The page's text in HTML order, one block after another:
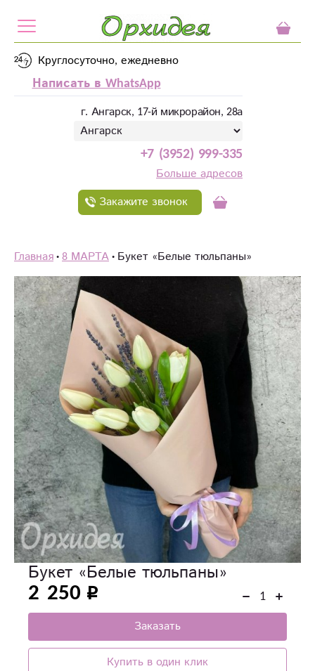
Круглосуточно, ежедневно
Написать в WhatsApp
г. Ангарск, 17-й микрорайон, 28а
+7 (3952) 999-335
Больше адресов
Закажите звонок
Главная 8 МАРТА Букет «Белые тюльпаны»
Букет «Белые тюльпаны»
2 250
Заказать
Купить в один клик